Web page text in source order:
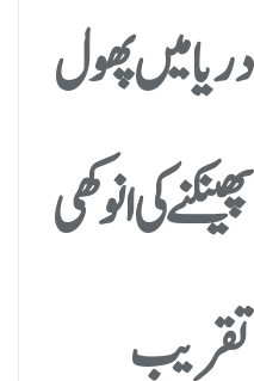
دریا میں پھول
پھینکنے کی انوکھی
تقریب